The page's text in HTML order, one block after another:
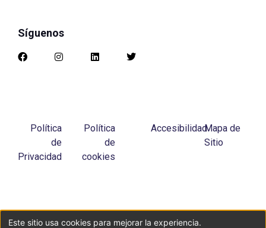
Síguenos
Política
de
Privacidad
Política
de
cookies
AccesibilidadMapa de
Sitio
Este sitio usa cookies para mejorar la experiencia.